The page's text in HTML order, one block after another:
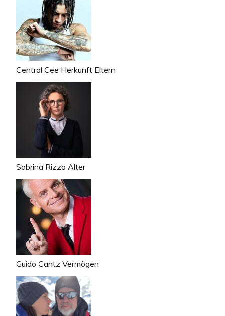
Central Cee Herkunft Eltern
Sabrina Rizzo Alter
Guido Cantz Vermögen